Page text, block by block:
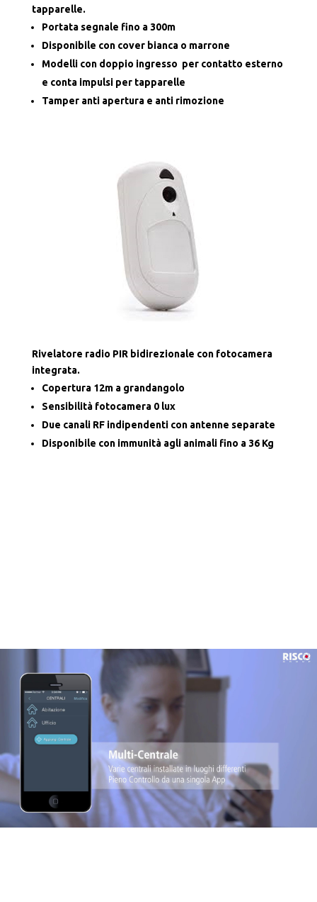
tapparelle.
Portata segnale fino a 300m
Disponibile con cover bianca o marrone
Modelli con doppio ingresso per contatto esterno
e conta impulsi per tapparelle
Tamper anti apertura e anti rimozione
Rivelatore radio PIR bidirezionale con fotocamera
integrata.
Copertura 12m a grandangolo
Sensibilità fotocamera 0 lux
Due canali RF indipendenti con antenne separate
Disponibile con immunità agli animali fino a 36 Kg